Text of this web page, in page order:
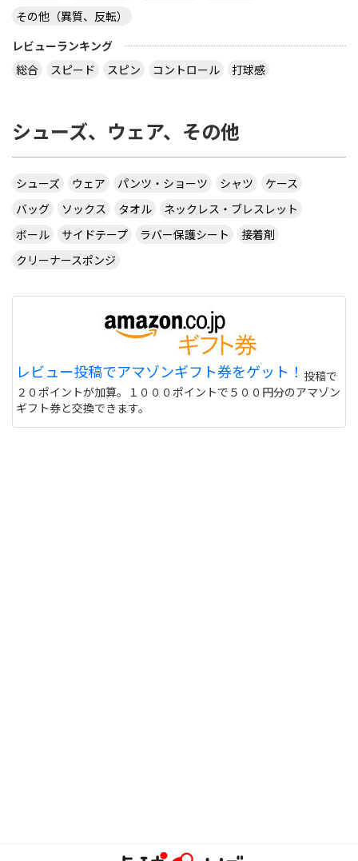
その他（異質、反転）
レビューランキング
総合
スピード スピン コントロール 打球感
シューズ、ウェア、その他
シューズ ウェア パンツ・ショーツ シャツ
ケース
バッグ
ソックス タオル
ネックレス・ブレスレット
ボール
サイドテープ ラバー保護シート
接着剤
クリーナースポンジ
レビュー投稿でアマゾンギフト券をゲット！ 投稿で
２０ポイントが加算。１０００ポイントで５００円分のアマゾン
ギフト券と交換できます。